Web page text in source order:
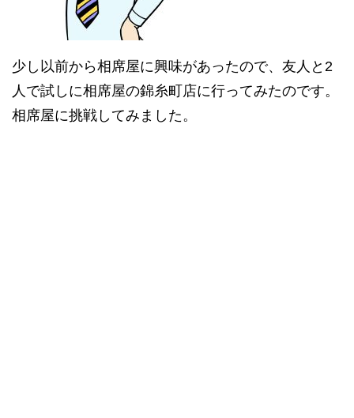
少し以前から相席屋に興味があったので、友人と2
人で試しに相席屋の錦糸町店に行ってみたのです。
相席屋に挑戦してみました。